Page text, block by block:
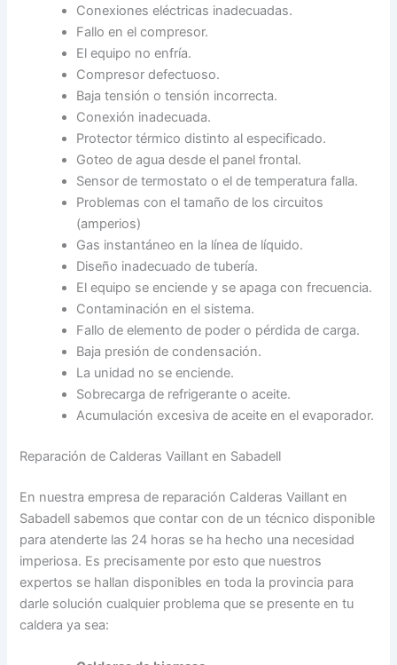
Conexiones eléctricas inadecuadas.
Fallo en el compresor.
El equipo no enfría.
Compresor defectuoso.
Baja tensión o tensión incorrecta.
Conexión inadecuada.
Protector térmico distinto al especificado.
Goteo de agua desde el panel frontal.
Sensor de termostato o el de temperatura falla.
Problemas con el tamaño de los circuitos
(amperios)
Gas instantáneo en la línea de líquido.
Diseño inadecuado de tubería.
El equipo se enciende y se apaga con frecuencia.
Contaminación en el sistema.
Fallo de elemento de poder o pérdida de carga.
Baja presión de condensación.
La unidad no se enciende.
Sobrecarga de refrigerante o aceite.
Acumulación excesiva de aceite en el evaporador.
Reparación de Calderas Vaillant en Sabadell
En nuestra empresa de reparación Calderas Vaillant en
Sabadell sabemos que contar con de un técnico disponible
para atenderte las 24 horas se ha hecho una necesidad
imperiosa. Es precisamente por esto que nuestros
expertos se hallan disponibles en toda la provincia para
darle solución cualquier problema que se presente en tu
caldera ya sea: